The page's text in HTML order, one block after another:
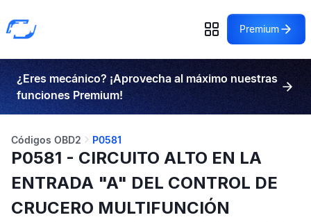
Premium
¿Eres mecánico? ¡Aprovecha al máximo nuestras
funciones Premium!
Códigos OBD2 P0581
P0581 - CIRCUITO ALTO EN LA
ENTRADA "A" DEL CONTROL DE
CRUCERO MULTIFUNCIÓN